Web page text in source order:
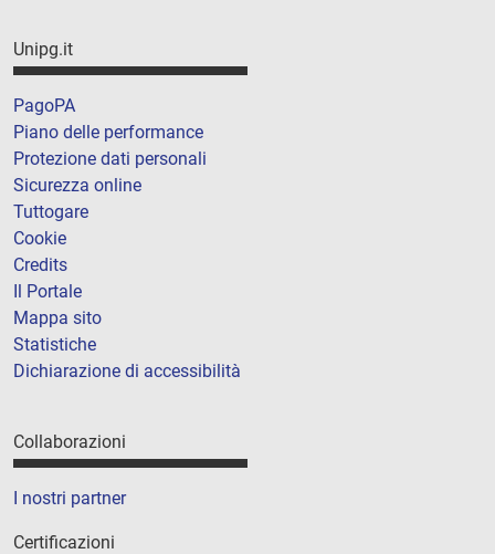
Unipg.it
PagoPA
Piano delle performance
Protezione dati personali
Sicurezza online
Tuttogare
Cookie
Credits
Il Portale
Mappa sito
Statistiche
Dichiarazione di accessibilità
Collaborazioni
I nostri partner
Certificazioni